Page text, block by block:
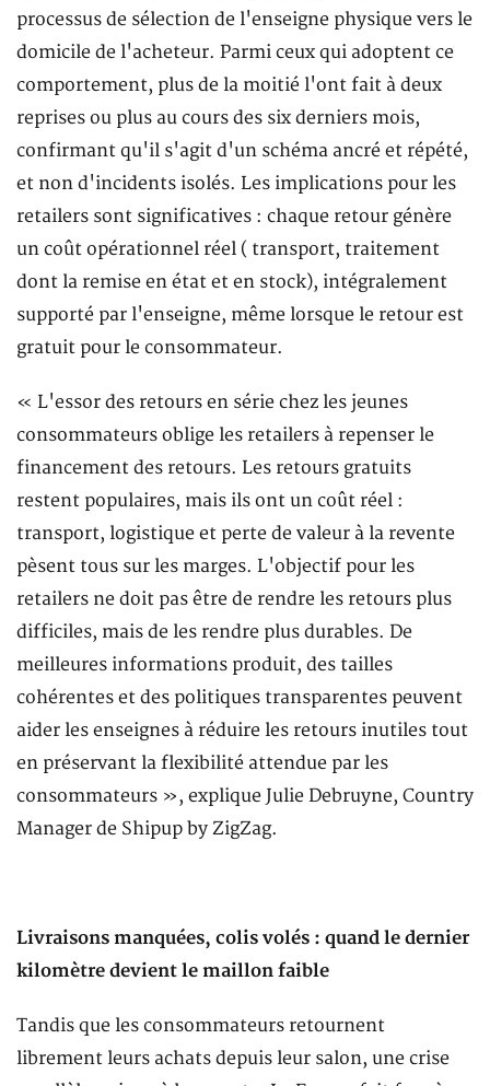
processus de sélection de l'enseigne physique vers le
domicile de l'acheteur. Parmi ceux qui adoptent ce
comportement, plus de la moitié l'ont fait à deux
reprises ou plus au cours des six derniers mois,
confirmant qu'il s'agit d'un schéma ancré et répété,
et non d'incidents isolés. Les implications pour les
retailers sont significatives : chaque retour génère
un coût opérationnel réel ( transport, traitement
dont la remise en état et en stock), intégralement
supporté par l'enseigne, même lorsque le retour est
gratuit pour le consommateur.
« L'essor des retours en série chez les jeunes
consommateurs oblige les retailers à repenser le
financement des retours. Les retours gratuits
restent populaires, mais ils ont un coût réel :
transport, logistique et perte de valeur à la revente
pèsent tous sur les marges. L'objectif pour les
retailers ne doit pas être de rendre les retours plus
difficiles, mais de les rendre plus durables. De
meilleures informations produit, des tailles
cohérentes et des politiques transparentes peuvent
aider les enseignes à réduire les retours inutiles tout
en préservant la flexibilité attendue par les
consommateurs », explique Julie Debruyne, Country
Manager de Shipup by ZigZag.
Livraisons manquées, colis volés : quand le dernier
kilomètre devient le maillon faible
Tandis que les consommateurs retournent
librement leurs achats depuis leur salon, une crise